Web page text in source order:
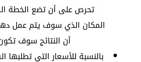
تحرص على أن تضع الخطة
المكان الذي سوف يتم عمل
أن النتائج سوف
بالنسبة للأسعار التي تطلبها